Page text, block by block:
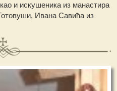
и искушеника из манастира
Ивана Савића из